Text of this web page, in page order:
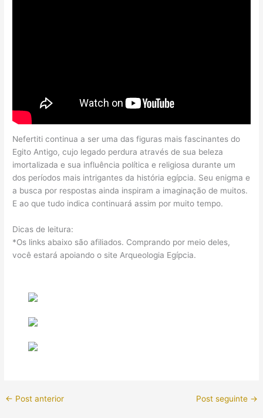
Nefertiti continua a ser uma das figuras mais fascinantes do
Egito Antigo, cujo legado perdura através de sua beleza
imortalizada e sua influência política e religiosa durante um
dos períodos mais intrigantes da história egípcia. Seu enigma e
a busca por respostas ainda inspiram a imaginação de muitos.
E ao que tudo indica continuará assim por muito tempo.
Dicas de leitura:
*Os links abaixo são afiliados. Comprando por meio deles,
você estará apoiando o site Arqueologia Egípcia.
← Post anterior Post seguinte →